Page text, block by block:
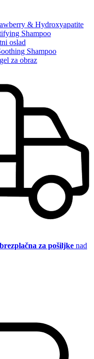
& Hydroxyapatite
Shampoo
oslad
Shampoo
za obraz
za pošiljke nad